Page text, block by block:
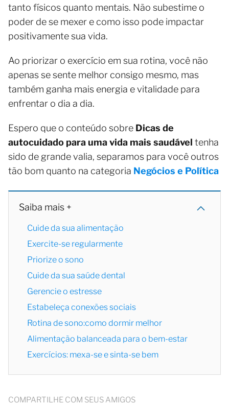
tanto físicos quanto mentais. Não subestime o
poder de se mexer e como isso pode impactar
positivamente sua vida.
Ao priorizar o exercício em sua rotina, você não
apenas se sente melhor consigo mesmo, mas
também ganha mais energia e vitalidade para
enfrentar o dia a dia.
Espero que o conteúdo sobre Dicas de
autocuidado para uma vida mais saudável tenha
sido de grande valia, separamos para você outros
tão bom quanto na categoria Negócios e Política
Saiba mais +
Cuide da sua alimentação
Exercite-se regularmente
Priorize o sono
Cuide da sua saúde dental
Gerencie o estresse
Estabeleça conexões sociais
Rotina de sono:como dormir melhor
Alimentação balanceada para o bem-estar
Exercícios: mexa-se e sinta-se bem
COMPARTILHE COM SEUS AMIGOS